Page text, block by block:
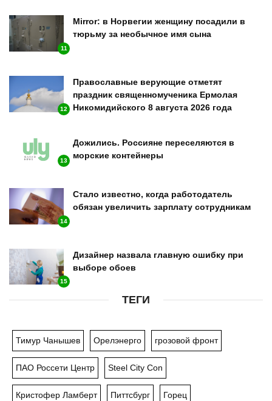
11
Mirror: в Норвегии женщину посадили в
тюрьму за необычное имя сына
12
Православные верующие отметят
праздник священномученика Ермолая
Никомидийского 8 августа 2026 года
13
Дожились. Россияне переселяются в
морские контейнеры
14
Стало известно, когда работодатель
обязан увеличить зарплату сотрудникам
15
Дизайнер назвала главную ошибку при
выборе обоев
ТЕГИ
Тимур Чанышев Орелэнерго грозовой фронт
ПАО Россети Центр Steel City Con
Кристофер Ламберт Питтсбург Горец